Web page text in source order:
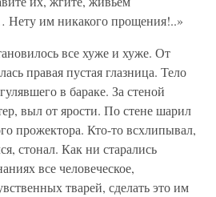
Нету им никакого прощения!..»
все хуже и хуже. От
правая пустая глазница. Тело
в бараке. За стеной
выл от ярости. По стене шарил
прожектора. Кто-то всхлипывал,
стонал. Как ни старались
все человеческое,
тварей, сделать это им